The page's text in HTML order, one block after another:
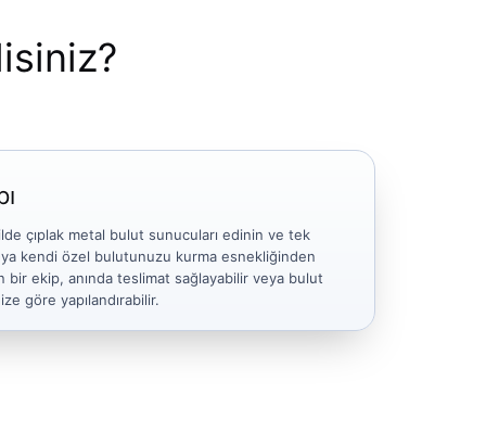
çıplak metal bulut sunucuları edinin ve tek
kendi özel bulutunuzu kurma esnekliğinden
bir ekip, anında teslimat sağlayabilir veya bulut
göre yapılandırabilir.